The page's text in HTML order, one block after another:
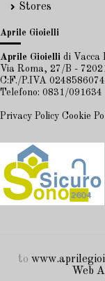
Stores
Aprile Gioielli
Aprile Gioielli di Vacca
Via Roma, 27/B -
C:F./P.IVA
Telefono: 0831/091634
Privacy Policy Cookie
to
Web